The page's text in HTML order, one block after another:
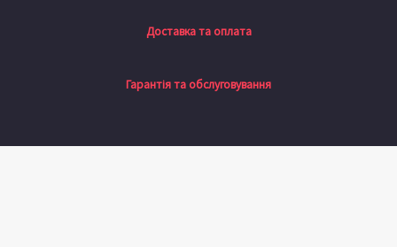
Доставка та оплата
Гарантія та обслуговування